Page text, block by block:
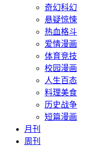
奇幻科幻
悬疑惊悚
热血格斗
爱情漫画
体育竞技
校园漫画
人生百态
料理美食
历史战争
短篇漫画
月刊
周刊